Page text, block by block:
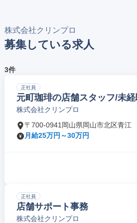
株式会社クリンプロ
募集している求人
3件
正社員
元町珈琲の店舗スタッフ/未
株式会社クリンプロ
〒700-0941岡山県岡山市北区青江
月給25万円～30万円
正社員
店舗サポート事務
株式会社クリンプロ